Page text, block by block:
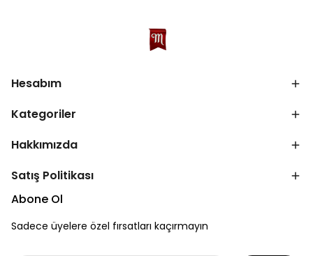
Hesabım
Kategoriler
Hakkımızda
Satış Politikası
Abone Ol
Sadece üyelere özel fırsatları kaçırmayın